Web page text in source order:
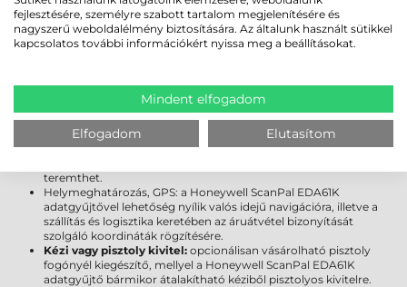
teljesítményű 7000 mAh cserélhető akkumulátor, a kétféle
billentyűzet (34 gombos numerikus, 47 gombos alfanumerikus)
kompromisszummentes választást biztosít.
Kamera: modelltől függően elérhető 13 MP-es hátlapi kamera,
: a Honeywell ScanPal EDA61K adatgyűjtő ellenáll
1,5 méter magasságból való leejtésnek, valamint IP65 szintű
tokozással véd a szálló por és ráfröccsenő víz ellen.
Kapcsolat: az adatgyűjtőjében a legújabb vezeték nélküli
technológiák (Bluetooth; Wi-Fi; 4G/LTE - modelltől függően!)
teremthet.
Helymeghatározás, GPS: a Honeywell ScanPal EDA61K
adatgyűjtővel lehetőség nyílik valós idejű navigációra, illetve a
szállítás és logisztika keretében az áruátvétel bizonyítását
szolgáló koordináták rögzítésére.
Kézi vagy pisztoly kivitel: opcionálisan vásárolható pisztoly
fogónyél kiegészítő, mellyel a Honeywell ScanPal EDA61K
adatgyűjtő bármikor átalakítható kéziből pisztolyos kivitelre.
fejlesztésére, személyre szabott tartalom megjelenítésére és
nagyszerű weboldalélmény biztosítására. Az általunk használt sütikkel
kapcsolatos további információkért nyissa meg a beállításokat.
Mindent elfogadom
Elfogadom Elutasítom